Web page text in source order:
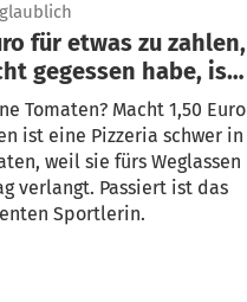
gegessen habe, ist
Tomaten? Macht 1,50 Euro
ist eine Pizzeria schwer in
weil sie fürs Weglassen
verlangt. Passiert ist das
Sportlerin.